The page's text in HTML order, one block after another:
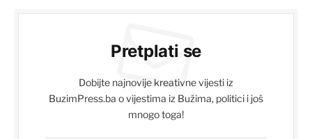
Pretplati se
Dobijte najnovije kreativne vijesti iz
BuzimPress.ba o vijestima iz Bužima, politici i još
mnogo toga!